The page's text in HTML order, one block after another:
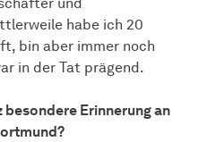
habe ich 20
bin aber immer noch
in der Tat prägend.
besondere Erinnerung an